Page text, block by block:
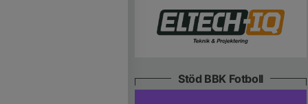
Stöd BBK Fotboll